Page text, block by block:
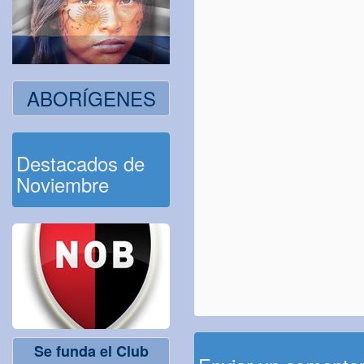
ABORÍGENES
Destacados de
Noviembre
Se funda el Club